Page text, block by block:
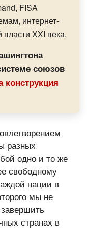
FISA
интернет-
XXI века.
союзов
конструкция
разных
одно и то же
свободному
нации в
мы не
странах в